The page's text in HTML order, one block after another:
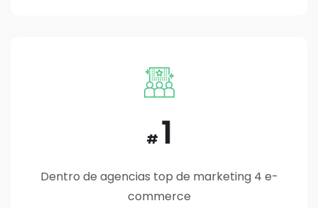
# 1
Dentro de agencias top de marketing 4 e-
commerce